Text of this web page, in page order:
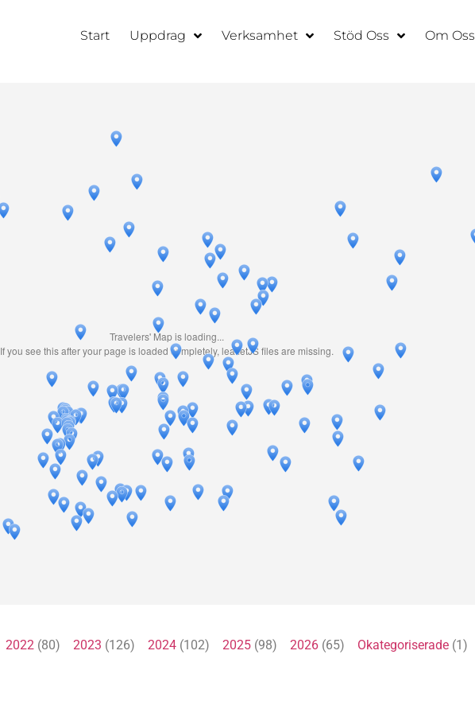
Start Uppdrag Verksamhet Stöd Oss Om Oss
Travelers' Map is loading...
If you see this after your page is loaded completely, leafletJS files are missing.
2022 (80) 2023 (126) 2024 (102) 2025 (98) 2026 (65) Okategoriserade (1)